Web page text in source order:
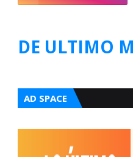
DE ULTIMO
AD SPACE